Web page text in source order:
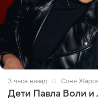
3 часа назад Соня
Дети Павла Воли и